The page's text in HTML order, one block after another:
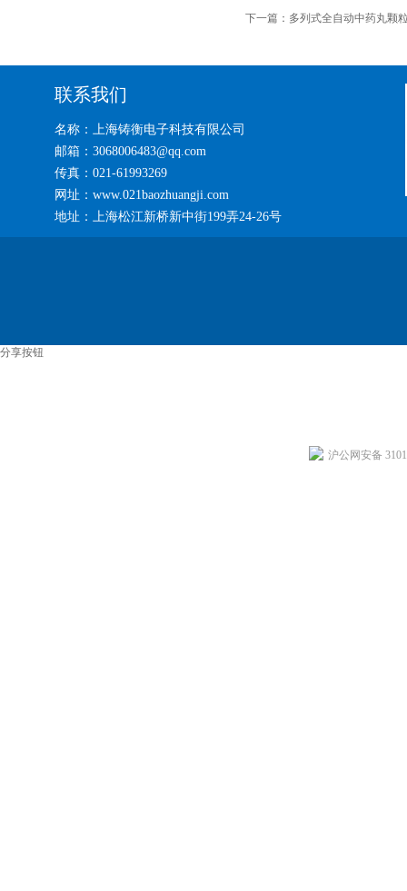
下一篇： 多列式全自动中药丸颗
联系我们
名称：上海铸衡电子科技有限公司
邮箱：3068006483@qq.com
传真：021-61993269
网址：www.021baozhuangji.com
地址：上海松江新桥新中街199弄24-26号
分享按钮
沪公网安备